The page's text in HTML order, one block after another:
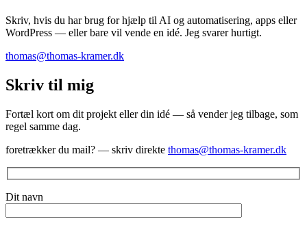
Skriv, hvis du har brug for hjælp til AI og automatisering, apps eller
WordPress — eller bare vil vende en idé. Jeg svarer hurtigt.
thomas@thomas-kramer.dk
Skriv til mig
Fortæl kort om dit projekt eller din idé — så vender jeg tilbage, som
regel samme dag.
foretrækker du mail? — skriv direkte thomas@thomas-kramer.dk
Dit navn